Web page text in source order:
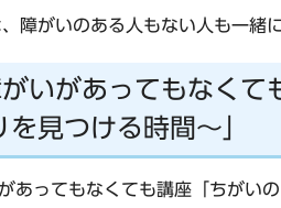
障がいのある人もない人も一緒
があってもなくて
見つける時間～」
あってもなくても講座「ちがい